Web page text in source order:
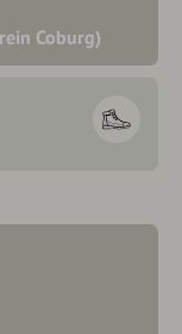
Coburg)